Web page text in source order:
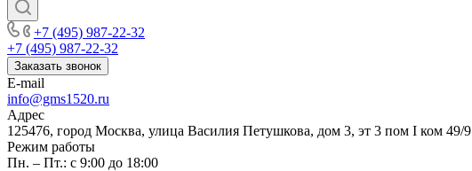
+7 (495) 987-22-32
+7 (495) 987-22-32
Заказать звонок
E-mail
info@gms1520.ru
Адрес
125476, город Москва, улица Василия Петушкова, дом 3, эт 3 пом I ком 49/9
Режим работы
Пн. – Пт.: с 9:00 до 18:00